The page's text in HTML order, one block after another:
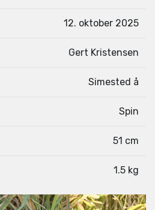
12. oktober 2025
Gert Kristensen
Simested å
Spin
51 cm
1.5 kg